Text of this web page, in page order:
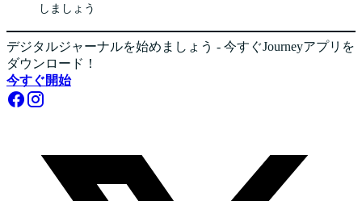
しましょう
デジタルジャーナルを始めましょう - 今すぐJourneyアプリを
ダウンロード！
今すぐ開始